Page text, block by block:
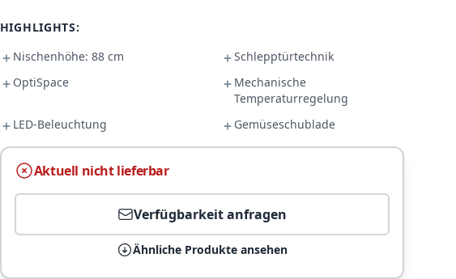
HIGHLIGHTS:
Nischenhöhe: 88 cm
Schlepptürtechnik
OptiSpace
Mechanische
Temperaturregelung
LED-Beleuchtung
Gemüseschublade
Aktuell nicht lieferbar
Verfügbarkeit anfragen
Ähnliche Produkte ansehen